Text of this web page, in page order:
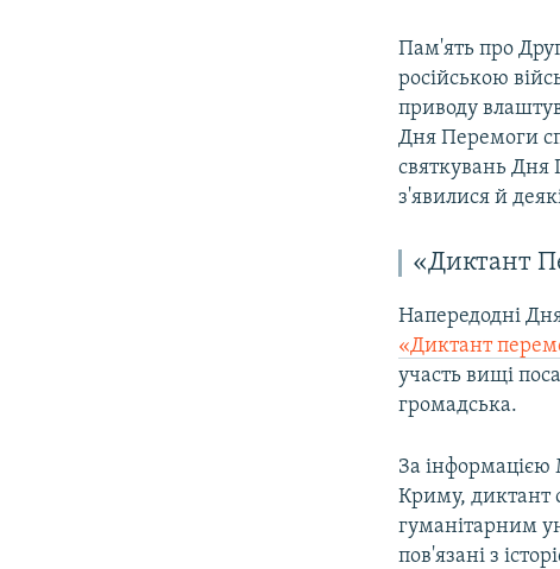
Пам'ять про
російською
приводу
Дня Перемоги
святкувань Дня
з'явилися й
«Диктант
Напередодні
«Диктант
участь вищі
громадська.
За інформацією
Криму, диктант
гуманітарним
пов'язані з